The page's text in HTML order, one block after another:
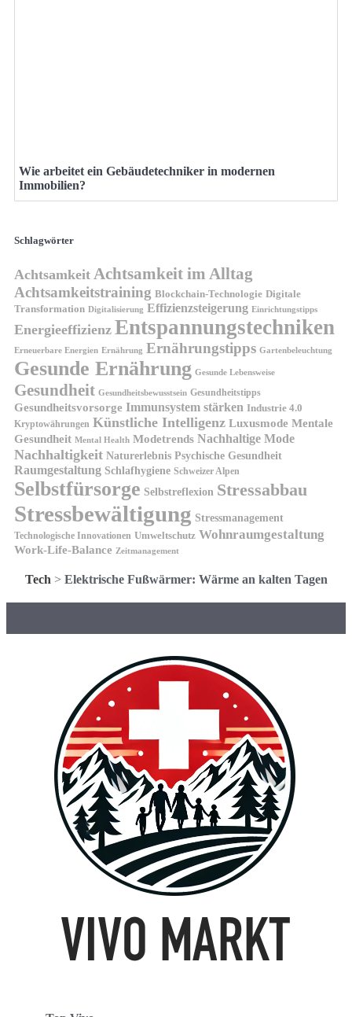
Wie arbeitet ein Gebäudetechniker in modernen
Immobilien?
Schlagwörter
Achtsamkeit Achtsamkeit im Alltag
Achtsamkeitstraining Blockchain-Technologie Digitale
Transformation Digitalisierung Effizienzsteigerung Einrichtungstipps
Energieeffizienz Entspannungstechniken
Erneuerbare Energien Ernährung Ernährungstipps Gartenbeleuchtung
Gesunde Ernährung Gesunde Lebensweise
Gesundheit Gesundheitsbewusstsein Gesundheitstipps
Gesundheitsvorsorge Immunsystem stärken Industrie 4.0
Kryptowährungen Künstliche Intelligenz Luxusmode Mentale
Gesundheit Mental Health Modetrends Nachhaltige Mode
Nachhaltigkeit Naturerlebnis Psychische Gesundheit
Raumgestaltung Schlafhygiene Schweizer Alpen
Selbstfürsorge Selbstreflexion Stressabbau
Stressbewältigung Stressmanagement
Technologische Innovationen Umweltschutz Wohnraumgestaltung
Work-Life-Balance Zeitmanagement
Tech > Elektrische Fußwärmer: Wärme an kalten Tagen